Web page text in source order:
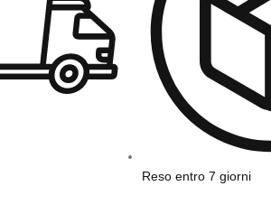
Reso entro 7 giorni